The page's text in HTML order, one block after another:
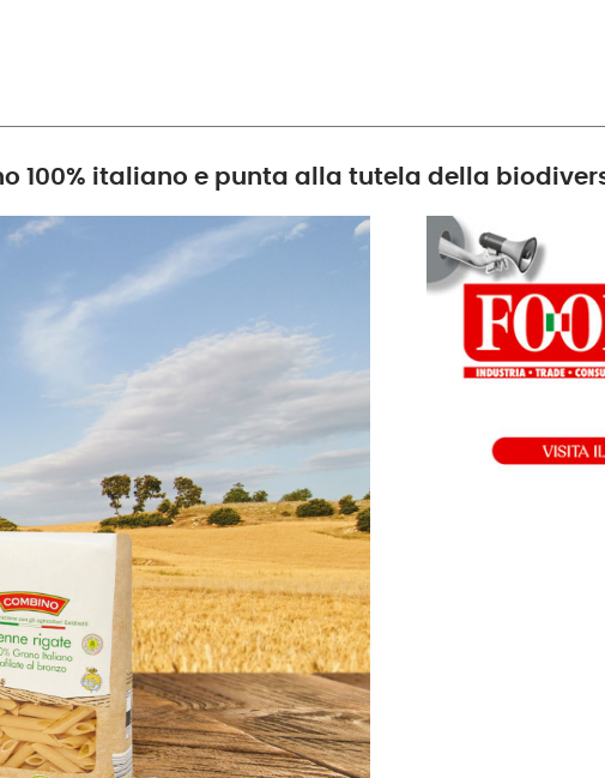
100% italiano e punta alla tutela della